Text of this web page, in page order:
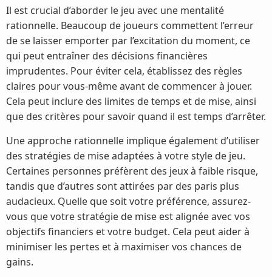
Il est crucial d’aborder le jeu avec une mentalité
rationnelle. Beaucoup de joueurs commettent l’erreur
de se laisser emporter par l’excitation du moment, ce
qui peut entraîner des décisions financières
imprudentes. Pour éviter cela, établissez des règles
claires pour vous-même avant de commencer à jouer.
Cela peut inclure des limites de temps et de mise, ainsi
que des critères pour savoir quand il est temps d’arrêter.
Une approche rationnelle implique également d’utiliser
des stratégies de mise adaptées à votre style de jeu.
Certaines personnes préfèrent des jeux à faible risque,
tandis que d’autres sont attirées par des paris plus
audacieux. Quelle que soit votre préférence, assurez-
vous que votre stratégie de mise est alignée avec vos
objectifs financiers et votre budget. Cela peut aider à
minimiser les pertes et à maximiser vos chances de
gains.